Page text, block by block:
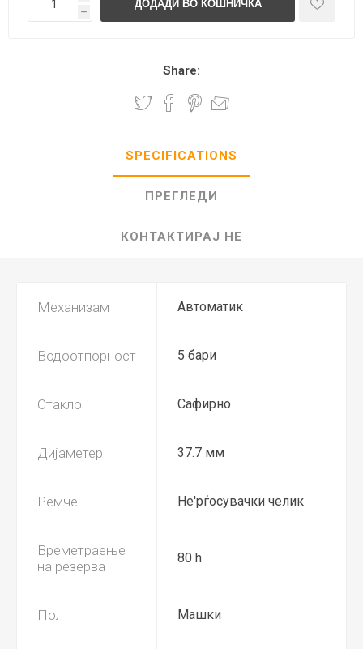
h
Share:
SPECIFICATIONS
ПРЕГЛЕДИ
КОНТАКТИРАЈ НЕ
Механизам Автоматик
Водоотпорност 5 бари
Стакло Сафирно
Дијаметер 37.7 мм
Ремче Не'рѓосувачки челик
Времетраење
на резерва
80 h
Пол Машки